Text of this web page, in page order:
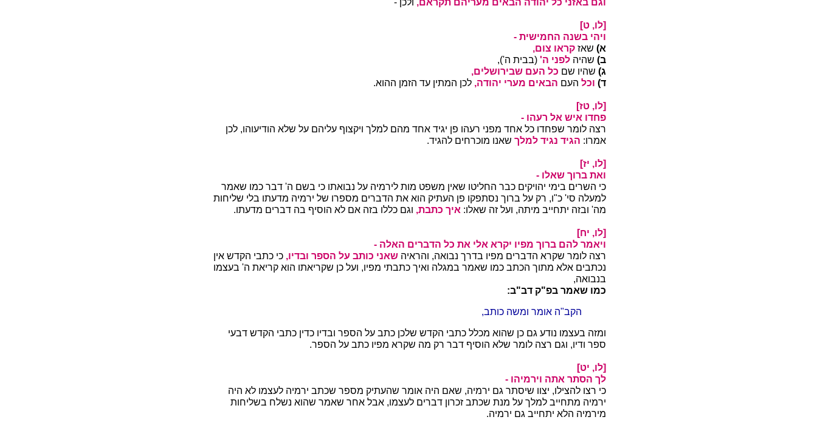
וגם באזני כל יהודה הבאים מעריהם תקראם, ולכן -
[לו, ט]
ויהי בשנה החמישית -
א) שאז קראו צום,
ב) שהיה לפני ה' (בבית ה'),
ג) שהיו שם כל העם שבירושלים,
ד) וכל העם הבאים מערי יהודה, לכן המתין עד הזמן ההוא.
[לו, טז]
פחדו איש אל רעהו -
רצה לומר שפחדו כל אחד מפני רעהו פן יגיד אחד מהם למלך ויקצוף עליהם על שלא הודיעוהו, לכן
אמרו: הגיד נגיד למלך שאנו מוכרחים להגיד.
[לו, יז]
ואת ברוך שאלו -
כי השרים בימי יהויקים כבר החליטו שאין משפט מות לירמיה על נבואתו כי בשם ה' דבר כמו שאמר
למעלה סי' כ"ו, רק על ברוך נסתפקו פן העתיק הוא את הדברים מספרו של ירמיה מדעתו בלי שליחות
מה' ובזה יתחייב מיתה, ועל זה שאלו: איך כתבת, וגם כללו בזה אם לא הוסיף בה דברים מדעתו.
[לו, יח]
ויאמר להם ברוך מפיו יקרא אלי את כל הדברים האלה -
רצה לומר שקרא הדברים מפיו בדרך נבואה, והראיה שאני כותב על הספר ובדיו, כי כתבי הקדש אין
נכתבים אלא מתוך הכתב כמו שאמר במגלה ואיך כתבתי מפיו, ועל כן שקריאתו הוא קריאת ה' בעצמו
בנבואה,
כמו שאמר בפ"ק דב"ב:
הקב"ה אומר ומשה כותב,
ומזה בעצמו נודע גם כן שהוא מכלל כתבי הקדש שלכן כתב על הספר ובדיו כדין כתבי הקדש דבעי
ספר ודיו, וגם רצה לומר שלא הוסיף דבר רק מה שקרא מפיו כתב על הספר.
[לו, יט]
לך הסתר אתה וירמיהו -
כי רצו להצילו, יצוו שיסתר גם ירמיה, שאם היה אומר שהעתיק מספר שכתב ירמיה לעצמו לא היה
ירמיה מתחייב למלך על מנת שכתב זכרון דברים לעצמו, אבל אחר שאמר שהוא נשלח בשליחות
מירמיה הלא יתחייב גם ירמיה.